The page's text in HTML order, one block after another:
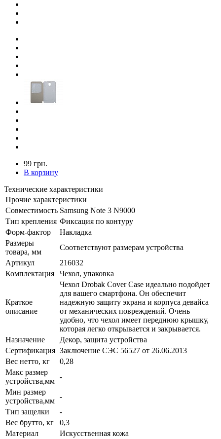
99 грн.
В корзину
Технические характеристики
Прочие характеристики
Совместимость Samsung Note 3 N9000
Тип крепления Фиксация по контуру
Форм-фактор
Накладка
Размеры
товара, мм
Соответствуют размерам устройства
Артикул
216032
Комплектация
Чехол, упаковка
Краткое
описание
Чехол Drobak Cover Case идеально подойдет
для вашего смартфона. Он обеспечит
надежную защиту экрана и корпуса девайса
от механических повреждений. Очень
удобно, что чехол имеет переднюю крышку,
которая легко открывается и закрывается.
Назначение
Декор, защита устройства
Сертификация Заключение СЭС 56527 от 26.06.2013
Вес нетто, кг
0,28
Макс размер
устройства,мм
-
Мин размер
устройства,мм
-
Тип защелки
-
Вес брутто, кг
0,3
Материал
Искусственная кожа